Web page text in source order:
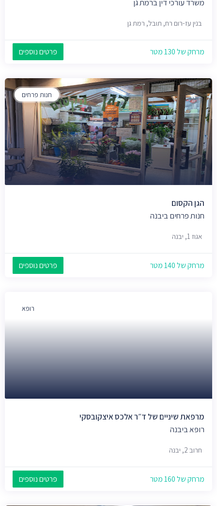
משרד עורכי דין ברמת גן
בנין עז-רום רח, תובל, רמת גן
מרחק של 130 מטר פרטים נוספים
חנות פרחים
הגן הקסום
חנות פרחים ביבנה
אגוז 1, יבנה
מרחק של 140 מטר פרטים נוספים
רופא
מרפאת שיניים של ד״ר אלכס איצקובסקי
רופא ביבנה
חרוב 2, יבנה
מרחק של 160 מטר פרטים נוספים